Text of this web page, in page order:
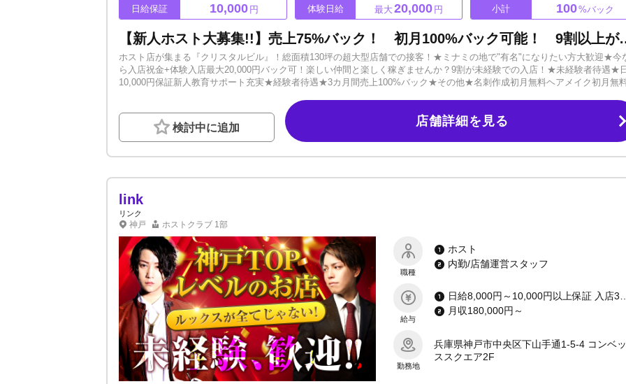
日給保証 10,000 円 体験日給 最大20,000 円 小計 100%バック
【新人ホスト大募集!!】売上75%バック！
ホスト店が集まる『クリスタルビル』！総面積130坪の超大型店舗での接客！★ミナミの地で"有名"になりたい方大歓迎★今
ら入店祝金+体験入店最大20,000円バック可！楽しい仲間と楽しく稼ぎませんか？9割が未経験での入店！★未経験者待遇★
10,000円保証新人教育サポート充実★経験者待遇★3カ月間売上100%バック★その他★名刺作成初月無料ヘアメイク初月無
なし✓日払い/バンス制度ありホストはよく「イケメンだから売れる」と思われていますが、売れている全員がイケメンとい
わけではありません。顔が良いからホストで売れるというのはなく、どちらかと言えばお客様に誠実に接する、従業員とのチ
ムワークを大事にするなど、『人としての魅力』が大切です！最初は自信がなくても大丈夫。アトムグループがホストの在り
方、振る舞い、人間性の成長など少しずつ教えていきますので、一緒に内側からイケメンになりましょう！遠方の方も大歓
寮完備で手ぶらでもホストになれます！ミナミの地で成功したい方、ぜひご応募ください！
検討中に追加 店舗詳細を見る
link
リンク
神戸 ホストクラブ 1部
職種
ホスト
内勤/店舗運営スタッフ
給与
日給8,000円～10,000円以上保証 入店3カ月月給200,000円以上支給
月収180,000円～
勤務地
兵庫県神戸市中央区下山手通1-5-4 コンベ
ススクエア2F